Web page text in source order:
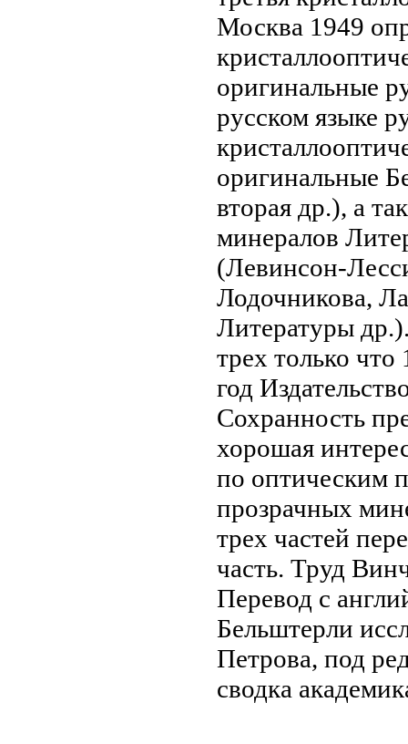
Москва 1949
оригинальные
русском языке
оригинальные
вторая др.), а
минералов
(Левинсон-
Лодочникова,
Литературы
трех только что
год
Сохранность
хорошая
по оптическим
прозрачных
трех частей
часть. Труд
Перевод с
Бельштерли
Петрова, под
сводка